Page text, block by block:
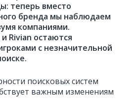
теперь вместо
бренда мы наблюдаем
компаниями.
Rivian остаются
с незначительной
поисковых систем
важным изменениям